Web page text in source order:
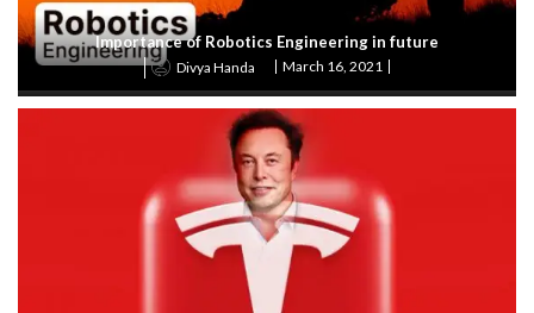
Importance of Robotics Engineering in future
Divya Handa March 16, 2021